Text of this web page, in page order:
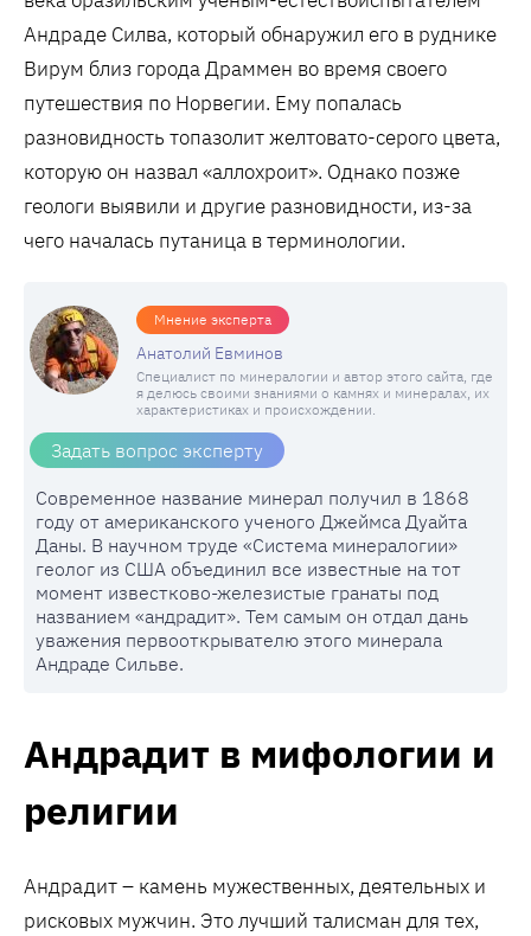
Андраде Силва, который обнаружил его в руднике
Вирум близ города Драммен во время своего
путешествия по Норвегии. Ему попалась
разновидность топазолит желтовато-серого цвета,
которую он назвал «аллохроит». Однако позже
геологи выявили и другие разновидности, из-за
чего началась путаница в терминологии.
Мнение эксперта
Анатолий Евминов
Специалист по минералогии и автор этого сайта, где
я делюсь своими знаниями о камнях и минералах, их
характеристиках и происхождении.
Задать вопрос эксперту
Современное название минерал получил в 1868
году от американского ученого Джеймса Дуайта
Даны. В научном труде «Система минералогии»
геолог из США объединил все известные на тот
момент известково-железистые гранаты под
названием «андрадит». Тем самым он отдал дань
уважения первооткрывателю этого минерала
Андраде Сильве.
Андрадит в мифологии и
религии
Андрадит – камень мужественных, деятельных и
рисковых мужчин. Это лучший талисман для тех,